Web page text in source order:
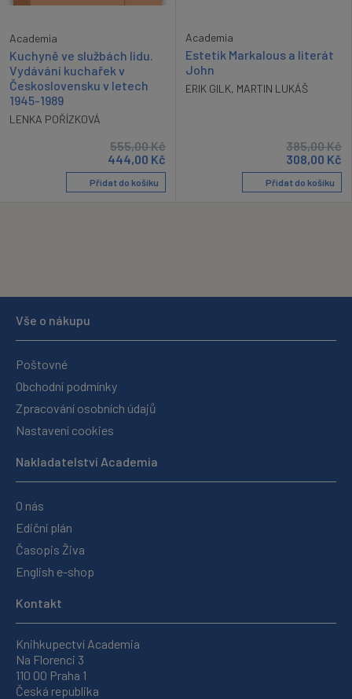
Academia
Kuchyně ve službách lidu.
Vydávání kuchařek v
Československu v letech
1945-1989
LENKA POŘÍZKOVÁ
555,00Kč
444,00 Kč
Přidat do košíku
Academia
Estetik Markalous a literát
John
ERIK GILK, MARTIN LUKÁŠ
385,00Kč
308,00 Kč
Přidat do košíku
Vše o nákupu
Poštovné
Obchodní podmínky
Zpracování osobních údajů
Nastavení cookies
Nakladatelství Academia
O nás
Ediční plán
Časopis Živa
English e-shop
Kontakt
Knihkupectví Academia
Na Florenci 3
110 00 Praha 1
Česká republika